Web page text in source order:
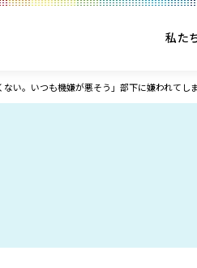
私た
ない。いつも機嫌が悪そう」部下に嫌われて